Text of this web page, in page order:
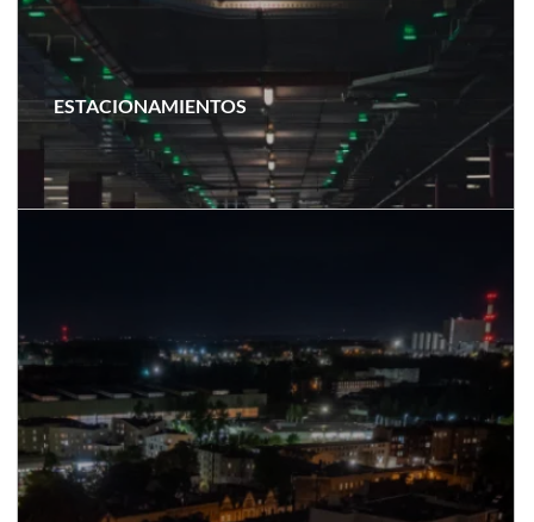
ESTACIONAMIENTOS